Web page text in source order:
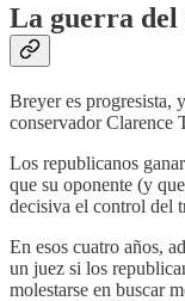
La guerra del
Breyer es progresista,
conservador Clarence
Los republicanos
que su oponente (y
decisiva el control del
En esos cuatro años,
un juez si los
molestarse en buscar